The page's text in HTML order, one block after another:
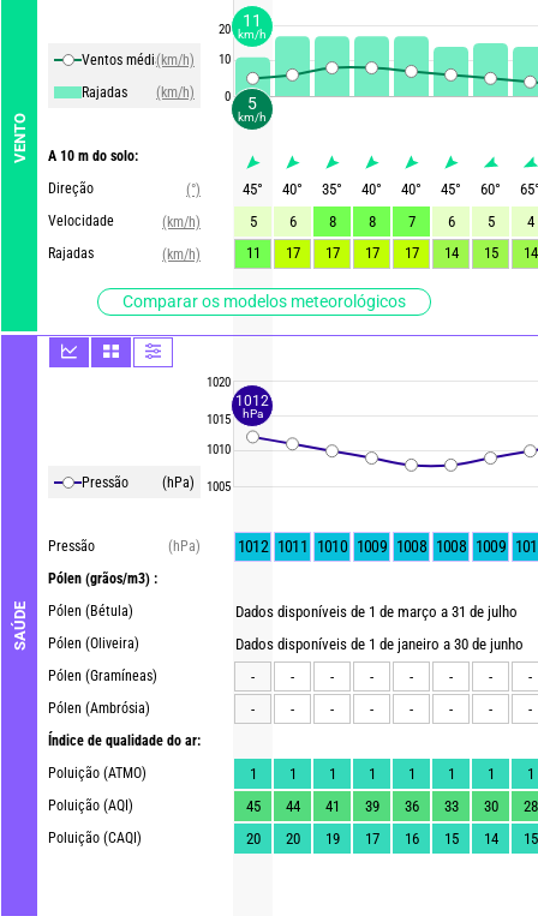
VENTO
Ventos média(km/h)
Rajadas
(km/h)
A 10 m do solo:
Direção
(°)
Velocidade
(km/h)
Rajadas
(km/h)
Comparar os modelos meteorológicos
SAÚDE
Pressão (hPa)
Pressão
(hPa)
Pólen (grãos/m3) :
Pólen (Bétula)
Pólen (Oliveira)
Pólen (Gramíneas)
Pólen (Ambrósia)
Índice de qualidade do ar:
Poluição (ATMO)
Poluição (AQI)
Poluição (CAQI)
20
10
0
1020
1015
1010
1005
45° 40° 35° 40° 40° 45° 60° 65
5
6 8 8 7 6 5
4
11
17 17 17 17 14 15 14
1012 1011 1010 1009 1008 1008 1009
Dados disponíveis de 1 de março a 31 de julho
Dados disponíveis de 1 de janeiro a 30 de junho
-
- - - - - -
-
-
- - - - - - -
1 1 1 1 1 1 1
1
45
44 41 39 36 33 30
28
20
20 19 17 16 15 14 15
5
km/h
11
km/h
1012
hPa